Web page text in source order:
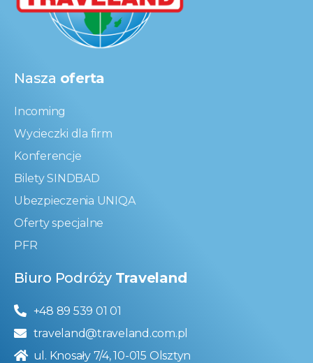
Nasza oferta
Incoming
Wycieczki dla firm
Konferencje
Bilety SINDBAD
Ubezpieczenia UNIQA
Oferty specjalne
PFR
Biuro Podróży Traveland
+48 89 539 01 01
traveland@traveland.com.pl
ul. Knosały 7/4, 10-015 Olsztyn